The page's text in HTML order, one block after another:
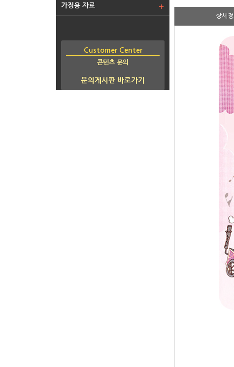
가정용 자료
Customer Center
콘텐츠 문의
문의게시판 바로가기
상세